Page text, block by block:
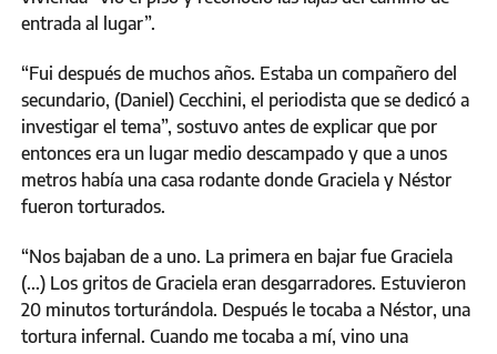
entrada al lugar”.
“Fui después de muchos años. Estaba un compañero del
secundario, (Daniel) Cecchini, el periodista que se dedicó a
investigar el tema”, sostuvo antes de explicar que por
entonces era un lugar medio descampado y que a unos
metros había una casa rodante donde Graciela y Néstor
fueron torturados.
“Nos bajaban de a uno. La primera en bajar fue Graciela
(...) Los gritos de Graciela eran desgarradores. Estuvieron
20 minutos torturándola. Después le tocaba a Néstor, una
tortura infernal. Cuando me tocaba a mí, vino una